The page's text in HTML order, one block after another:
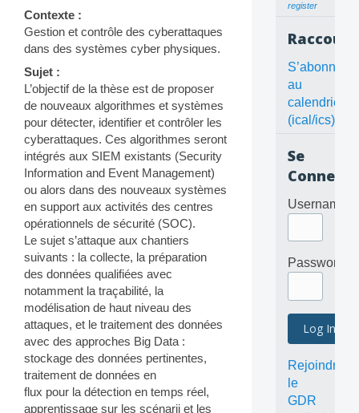
Contexte :
Gestion et contrôle des cyberattaques
dans des systèmes cyber physiques.
Sujet :
L’objectif de la thèse est de proposer
de nouveaux algorithmes et systèmes
pour détecter, identifier et contrôler les
cyberattaques. Ces algorithmes seront
intégrés aux SIEM existants (Security
Information and Event Management)
ou alors dans des nouveaux systèmes
en support aux activités des centres
opérationnels de sécurité (SOC).
Le sujet s’attaque aux chantiers
suivants : la collecte, la préparation
des données qualifiées avec
notamment la traçabilité, la
modélisation de haut niveau des
attaques, et le traitement des données
avec des approches Big Data :
stockage des données pertinentes,
traitement de données en
flux pour la détection en temps réel,
apprentissage sur les scénarii et les
register
S’abonner
au
calendrier
(ical/ics)
Se
Username
Password
Rejoindre
le
GDR